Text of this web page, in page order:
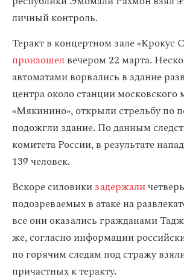
личный контроль.
Теракт в концертном зале «Крокус
произошел вечером 22 марта.
автоматами ворвались в здание
центра около станции московского
«Мякинино», открыли стрельбу по
подожгли здание. По данным
комитета России, в результате
139 человек.
Вскоре силовикизадержали
подозреваемых в атаке на
все они оказались гражданами
же, согласно информации
по горячим следам под стражу
причастных к теракту.